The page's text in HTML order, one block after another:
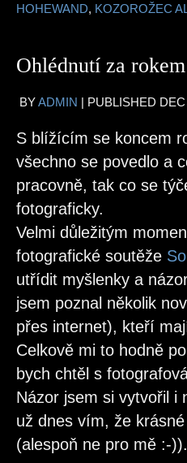
HOHEWAND, KOZOROŽEC
Ohlédnutí za
BYADMIN | PUBLISHED DEC
S blížícím se koncem
všechno se povedlo a
pracovně, tak co se
fotograficky.
Velmi důležitým
fotografické soutěže
utřídit myšlenky a
jsem poznal několik
přes internet), kteří
Celkově mi to hodně
bych chtěl s
Názor jsem si vytvořil
už dnes vím, že
(alespoň ne pro mě :-